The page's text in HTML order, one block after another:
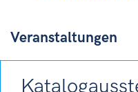
Veranstaltungen